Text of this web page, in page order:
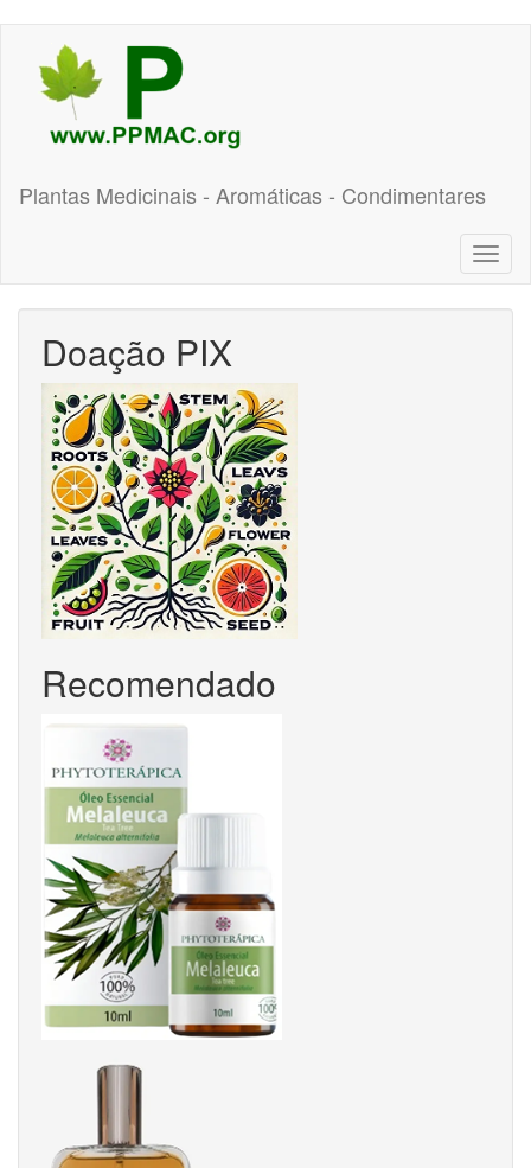
conteúdo
principal
Plantas Medicinais - Aromáticas - Condimentares
Doação PIX
Recomendado